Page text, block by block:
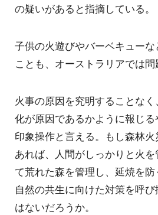
の疑いがあると指摘している。
子供の火遊びやバーベキュー
ことも、オーストラリアでは問
火事の原因を究明することな
化が原因であるかように報じ
印象操作と言える。もし森林
あれば、人間がしっかりと火
て荒れた森を管理し、延焼を
自然の共生に向けた対策を呼
はないだろうか。